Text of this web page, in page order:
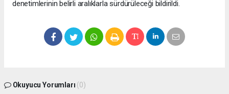
denetimlerinin belirli aralıklarla sürdürüleceği bildirildi.
Okuyucu Yorumları (0)